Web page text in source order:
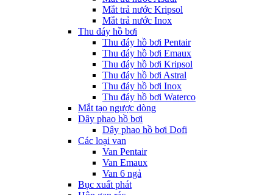
Mắt trả nước Kripsol
Mắt trả nước Inox
Thu đáy hồ bơi
Thu đáy hồ bơi Pentair
Thu đáy hồ bơi Emaux
Thu đáy hồ bơi Kripsol
Thu đáy hồ bơi Astral
Thu đáy hồ bơi Inox
Thu đáy hồ bơi Waterco
Mắt tạo ngược dòng
Dây phao hồ bơi
Dây phao hồ bơi Dofi
Các loại van
Van Pentair
Van Emaux
Van 6 ngả
Bục xuất phát